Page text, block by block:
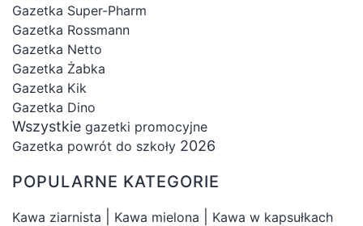
Gazetka Super-Pharm
Gazetka Rossmann
Gazetka Netto
Gazetka Żabka
Gazetka Kik
Gazetka Dino
Wszystkie gazetki promocyjne
Gazetka powrót do szkoły 2026
POPULARNE KATEGORIE
Kawa ziarnista Kawa mielona
Kawa w kapsułkach